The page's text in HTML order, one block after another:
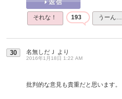
それな！ 193 うーん…
30 名無しだＪ より
2016年1月18日 1:22 AM
批判的な意見も貴重だと思います。